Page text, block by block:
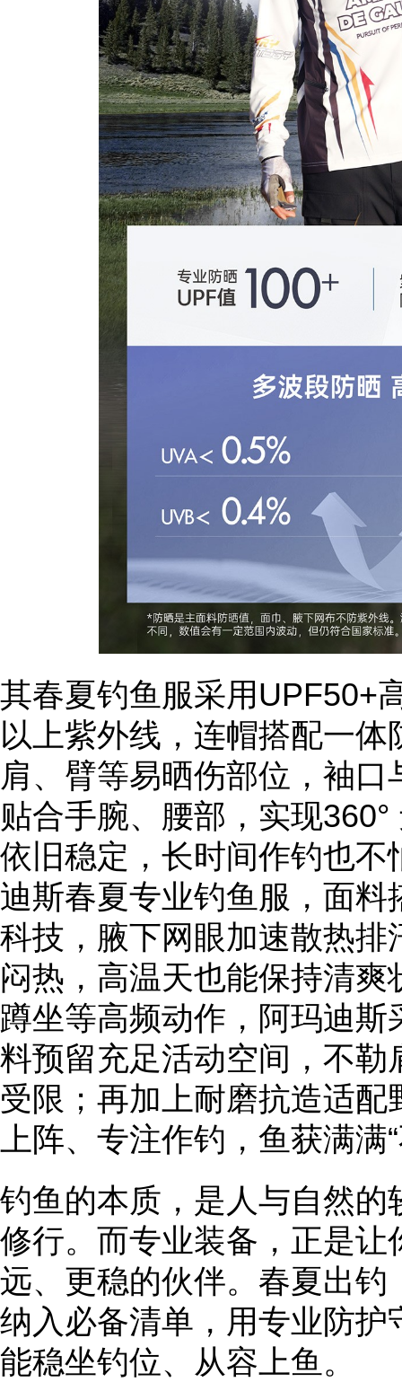
其春夏钓鱼服采用UPF50+
以上紫外线，连帽搭配一
肩、臂等易晒伤部位，袖
贴合手腕、腰部，实现
依旧稳定，长时间作钓也
迪斯春夏专业钓鱼服，面
科技，腋下网眼加速散热
闷热，高温天也能保持清
蹲坐等高频动作，阿玛迪
料预留充足活动空间，不
受限；再加上耐磨抗造适
上阵、专注作钓，鱼获满满
钓鱼的本质，是人与自然
修行。而专业装备，正是
远、更稳的伙伴。春夏出
纳入必备清单，用专业防
能稳坐钓位、从容上鱼。